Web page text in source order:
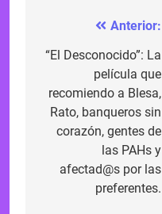
Navegación
de
entradas
Anterior:
“El Desconocido”: La
película que
recomiendo a Blesa,
Rato, banqueros sin
corazón, gentes de
las PAHs y
afectad@s por las
preferentes.